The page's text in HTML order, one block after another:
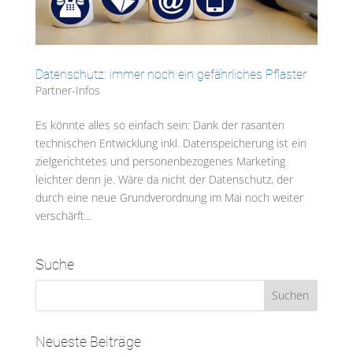
Datenschutz: immer noch ein gefährliches Pflaster
Partner-Infos
Es könnte alles so einfach sein: Dank der rasanten
technischen Entwicklung inkl. Datenspeicherung ist ein
zielgerichtetes und personenbezogenes Marketing
leichter denn je. Wäre da nicht der Datenschutz, der
durch eine neue Grundverordnung im Mai noch weiter
verschärft...
Suche
Neueste Beiträge